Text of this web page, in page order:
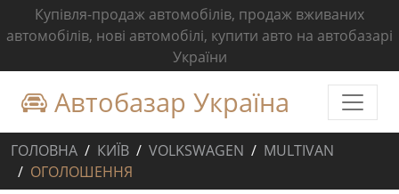
Купівля-продаж автомобілів, продаж вживаних
автомобілів, нові автомобілі, купити авто на автобазарі
України
Автобазар Україна
ГОЛОВНА КИЇВ VOLKSWAGEN
MULTIVAN
ОГОЛОШЕННЯ